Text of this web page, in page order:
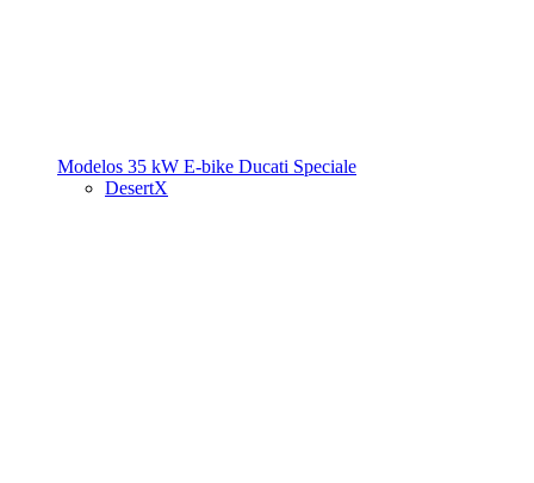
Modelos 35 kW E-bike Ducati Speciale
DesertX